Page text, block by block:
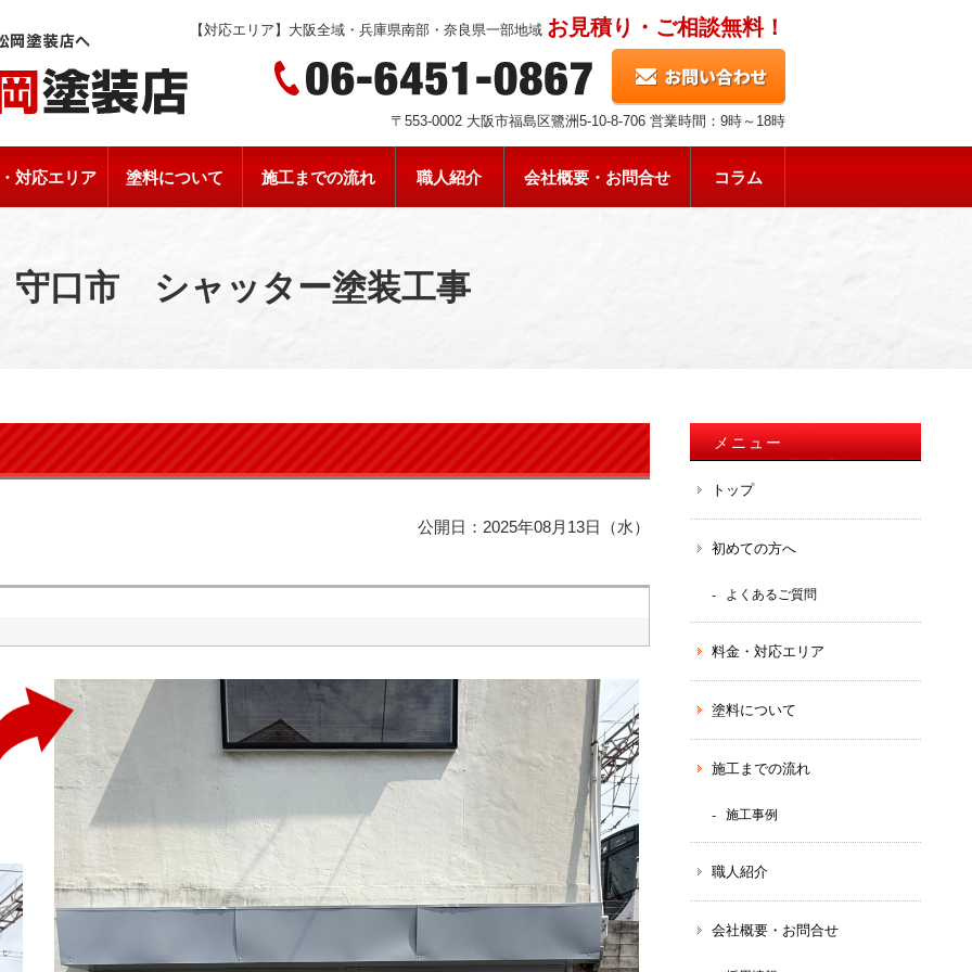
【対応エリア】大阪全域・兵庫県南部・奈良県一部地域 お見積り・ご相談無料！
〒553-0002 大阪市福島区鷺洲5-10-8-706 営業時間：9時～18時
対応エリア 塗料について 施工までの流れ 職人紹介 会社概要・お問合せ コラム
守口市 シャッター塗装工事
公開日：2025年08月13日（水）
メニュー
トップ
初めての方へ
よくあるご質問
料金・対応エリア
塗料について
施工までの流れ
施工事例
職人紹介
会社概要・お問合せ